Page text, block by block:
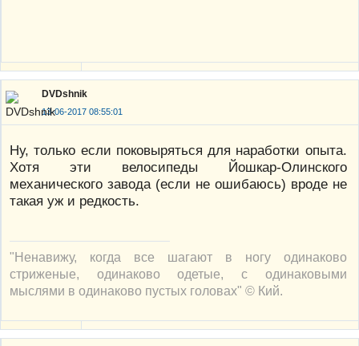
DVDshnik
13-06-2017 08:55:01
Ну, только если поковыряться для наработки опыта.
Хотя эти велосипеды Йошкар-Олинского
механического завода (если не ошибаюсь) вроде не
такая уж и редкость.
"Ненавижу, когда все шагают в ногу одинаково
стриженые, одинаково одетые, с одинаковыми
мыслями в одинаково пустых головах" © Кий.